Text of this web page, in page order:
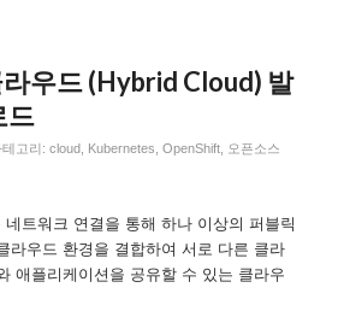
우드 (Hybrid Cloud) 발
드
테고리: cloud, Kubernetes OpenShift, 오픈소스
트워크 연결을 통해 하나 이상의 퍼블릭
라우드 환경을 결합하여 서로 다른 클라
애플리케이션을 공유할 수 있는 클라우